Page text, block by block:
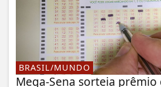
BRASIL/MUNDO
Mega-Sena sorteia prêmio